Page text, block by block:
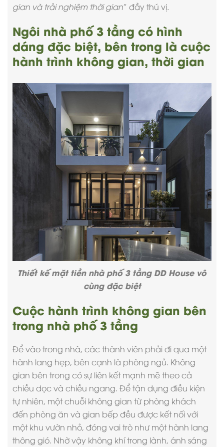
gian và trải nghiệm thời gian” đầy thú vị.
Ngôi nhà phố 3 tầng có hình
dáng đặc biệt, bên trong là cuộc
hành trình không gian, thời gian
Thiết kếmặt tiền nhà phố 3 tầngDD House vô
cùng đặc biệt
Cuộc hành trình không gian bên
trong nhà phố 3 tầng
Để vào trong nhà, các thành viên phải đi qua một
hành lang hẹp, bên cạnh là phòng ngủ. Không
gian bên trong có sự liên kết mạnh mẽ theo cả
chiều dọc và chiều ngang. Để tận dụng điều kiện
tự nhiên, một chuỗi không gian từ phòng khách
đến phòng ăn và gian bếp đều được kết nối với
một khu vườn nhỏ, đóng vai trò như một hành lang
thông gió. Nhờ vậy không khí trong lành, ánh sáng